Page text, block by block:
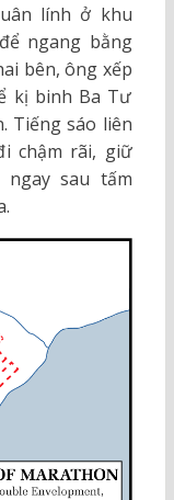
lính ở khu
ngang bằng
bên, ông xếp
kị binh Ba Tư
Tiếng sáo liên
chậm rãi, giữ
sau tấm